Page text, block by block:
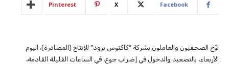
Facebook
X
Pinterest
لوّح الصحفيون والعاملون بشركة “كاكتوس برود” للإنتاج (المصادرة)، اليوم
الأربعاء، بالتصعيد والدخول في إضراب جوع، في الساعات القليلة القادمة،